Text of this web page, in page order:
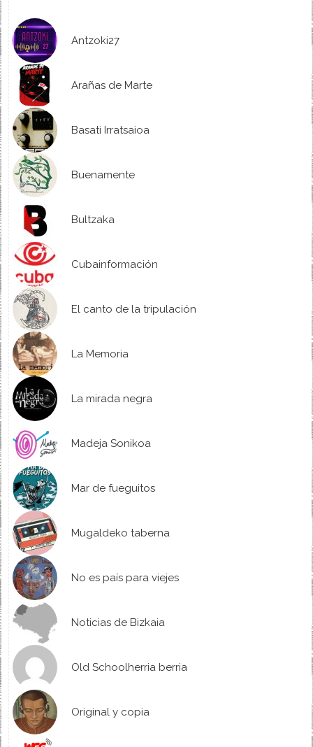
Antzoki27
Arañas de Marte
Basati Irratsaioa
Buenamente
Bultzaka
Cubainformación
El canto de la tripulación
La Memoria
La mirada negra
Madeja Sonikoa
Mar de fueguitos
Mugaldeko taberna
No es país para viejes
Noticias de Bizkaia
Old Schoolherria berria
Original y copia